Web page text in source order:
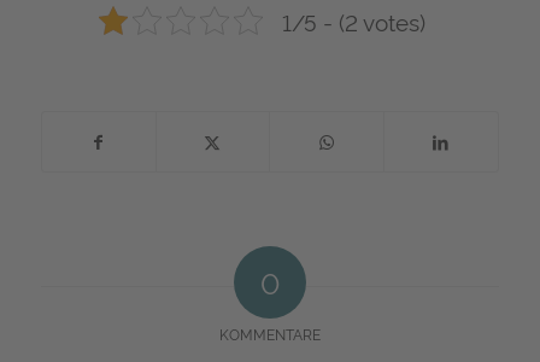
1/5 - (2 votes)
0
KOMMENTARE